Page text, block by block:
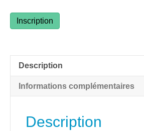
quantité
de
niveau
Avignon
Inscription
Description
Informations complémentaires
Description